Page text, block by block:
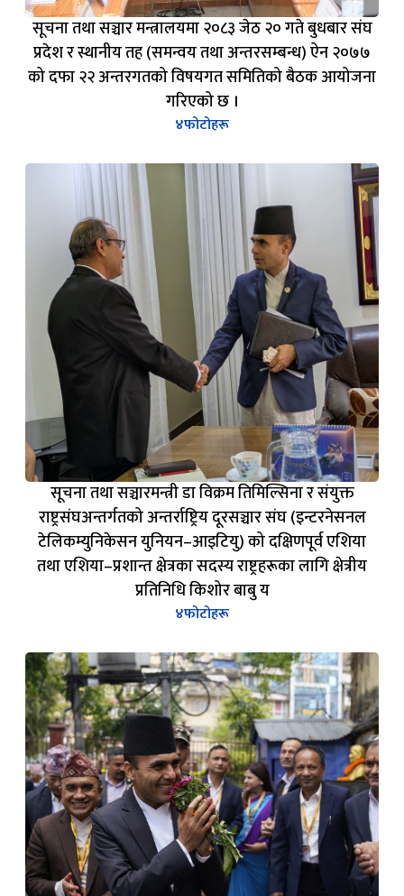
सूचना तथा सञ्चार मन्त्रालयमा २०८३ जेठ २० गते बुधबार संघ
प्रदेश र स्थानीय तह (समन्वय तथा अन्तरसम्बन्ध) ऐन २०७७
को दफा २२ अन्तरगतको विषयगत समितिको बैठक आयोजना
गरिएको छ ।
४फोटोहरू
सूचना तथा सञ्चारमन्त्री डा विक्रम तिमिल्सिना र संयुक्त
राष्ट्रसंघअन्तर्गतको अन्तर्राष्ट्रिय दूरसञ्चार संघ (इन्टरनेसनल
टेलिकम्युनिकेसन युनियन–आइटियु) को दक्षिणपूर्व एशिया
तथा एशिया–प्रशान्त क्षेत्रका सदस्य राष्ट्रहरूका लागि क्षेत्रीय
प्रतिनिधि किशोर बाबु य
४फोटोहरू